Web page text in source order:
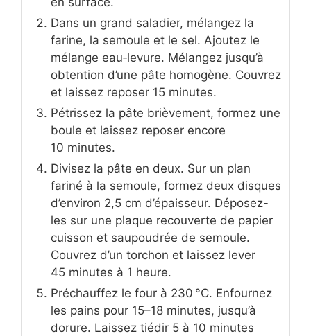
Dans un grand saladier, mélangez la
farine, la semoule et le sel. Ajoutez le
mélange eau‑levure. Mélangez jusqu’à
obtention d’une pâte homogène. Couvrez
et laissez reposer 15 minutes.
Pétrissez la pâte brièvement, formez une
boule et laissez reposer encore
10 minutes.
Divisez la pâte en deux. Sur un plan
fariné à la semoule, formez deux disques
d’environ 2,5 cm d’épaisseur. Déposez-
les sur une plaque recouverte de papier
cuisson et saupoudrée de semoule.
Couvrez d’un torchon et laissez lever
45 minutes à 1 heure.
Préchauffez le four à 230 °C. Enfournez
les pains pour 15–18 minutes, jusqu’à
dorure. Laissez tiédir 5 à 10 minutes